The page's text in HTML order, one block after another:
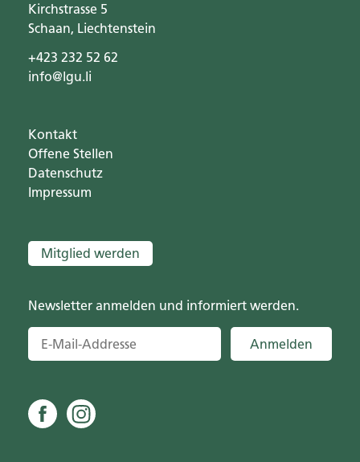
Kirchstrasse 5
Schaan, Liechtenstein
+423 232 52 62
info@lgu.li
Kontakt
Offene Stellen
Datenschutz
Impressum
Mitglied werden
Newsletter anmelden und informiert werden.
Anmelden